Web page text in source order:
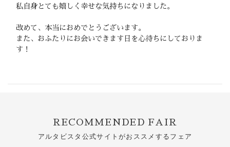
私自身とても嬉しく幸せな気持ちになりました。
改めて、本当におめでとうございます。
また、おふたりにお会いできます日を心待ちにしておりま
す！
RECOMMENDED FAIR
アルタビスタ公式サイトがおススメするフェア